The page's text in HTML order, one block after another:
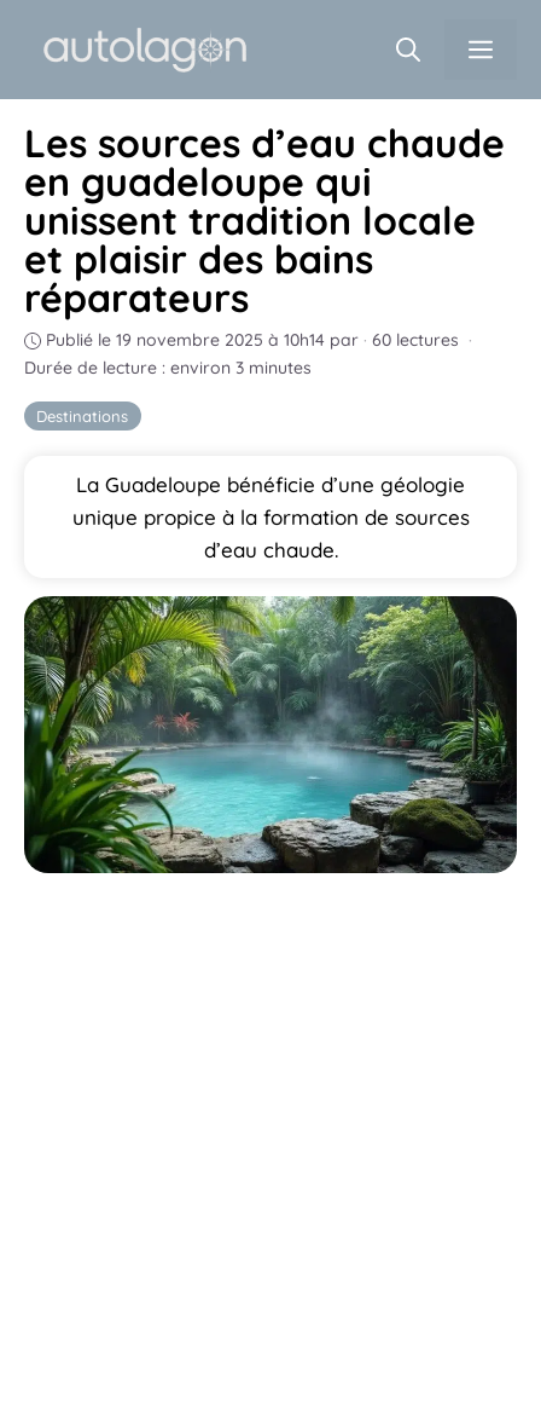
Destinations
Les sources d’eau chaude
en guadeloupe qui
unissent tradition locale
et plaisir des bains
réparateurs
Publié le 19 novembre 2025 à 10h14 par · 60 lectures ·
Durée de lecture : environ 3 minutes
La Guadeloupe bénéficie d’une géologie
unique propice à la formation de sources
d’eau chaude.